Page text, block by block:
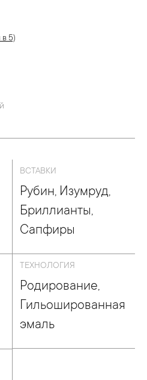
в 5)
ВСТАВКИ
Рубин, Изумруд,
Бриллианты,
Сапфиры
ТЕХНОЛОГИЯ
Родирование,
Гильошированная
эмаль